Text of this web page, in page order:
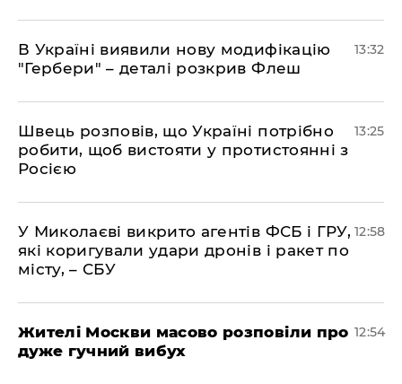
В Україні виявили нову модифікацію
"Гербери" – деталі розкрив Флеш
13:32
Швець розповів, що Україні потрібно
робити, щоб вистояти у протистоянні з
Росією
13:25
У Миколаєві викрито агентів ФСБ і ГРУ,
які коригували удари дронів і ракет по
місту, – СБУ
12:58
Жителі Москви масово розповіли про
дуже гучний вибух
12:54